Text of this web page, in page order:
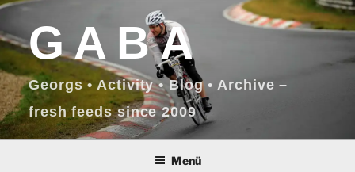
Zum
Inhalt
springenGABA
Georgs • Activity • Blog • Archive –
fresh feeds since 2009
Menü